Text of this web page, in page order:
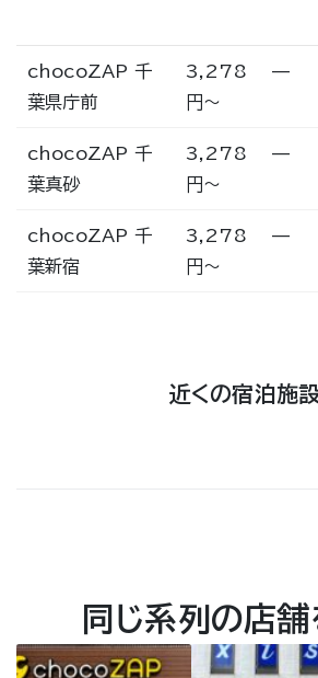
chocoZAP 千
葉県庁前
3,278
円〜
—
chocoZAP 千
葉真砂
3,278
円〜
—
chocoZAP 千
葉新宿
3,278
円〜
—
近くの宿泊施
同じ系列の店